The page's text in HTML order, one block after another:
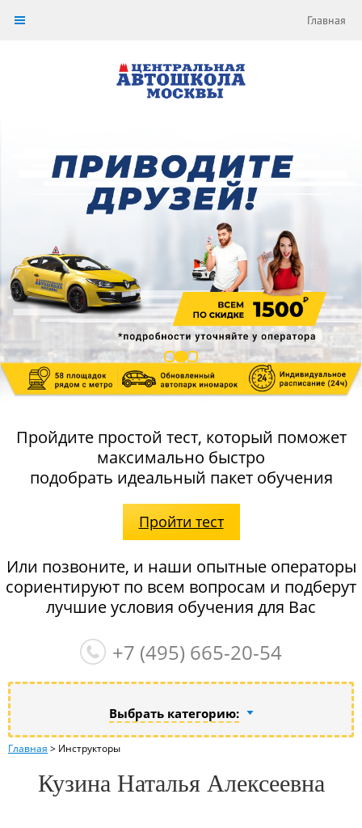
Главная
Пройдите простой тест, который поможет
максимально быстро
подобрать идеальный пакет обучения
Пройти тест
Или позвоните, и наши опытные операторы
сориентируют по всем вопросам и подберут
лучшие условия обучения для Вас
+7 (495) 665-20-54
Выбрать категорию:
Главная > Инструкторы
Кузина Наталья Алексеевна